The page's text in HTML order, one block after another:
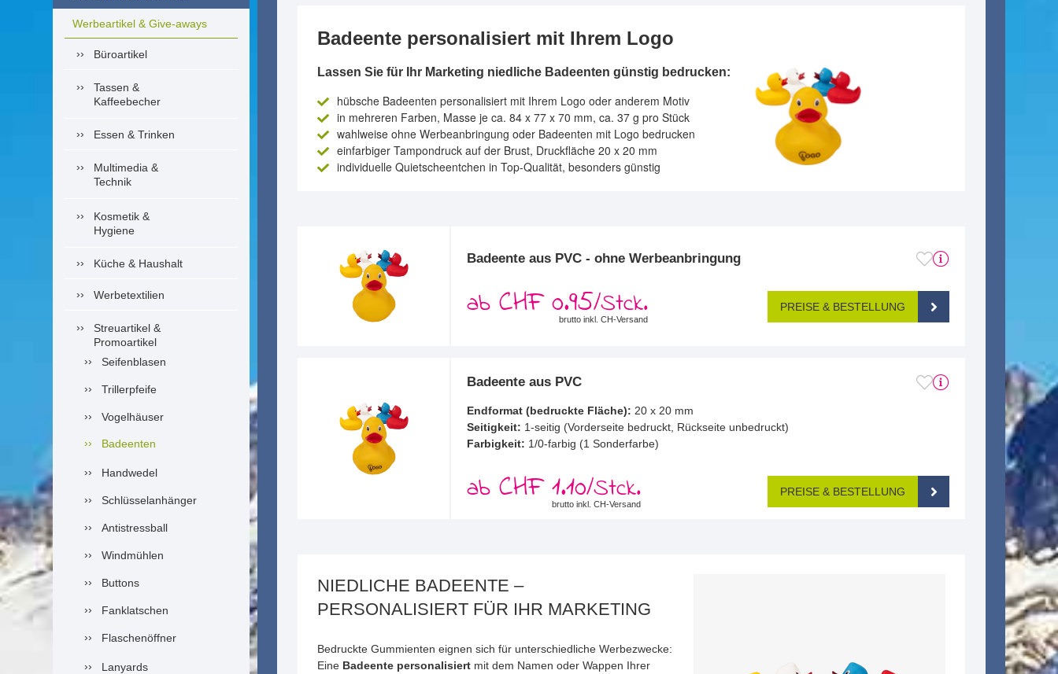
Werbeartikel & Give-aways
Büroartikel
Tassen &
Kaffeebecher
Essen & Trinken
Multimedia &
Technik
Kosmetik &
Hygiene
Küche & Haushalt
Werbetextilien
Streuartikel &
Promoartikel
Seifenblasen
Trillerpfeife
Vogelhäuser
Badeenten
Handwedel
Schlüsselanhänger
Antistressball
Windmühlen
Buttons
Fanklatschen
Flaschenöffner
Lanyards
Badeente personalisiert mit Ihrem Logo
Lassen Sie für Ihr Marketing niedliche Badeenten günstig bedrucken:
hübsche Badeenten personalisiert mit Ihrem Logo oder anderem Motiv
in mehreren Farben, Masse je ca. 84 x 77 x 70 mm, ca. 37 g pro Stück
wahlweise ohne Werbeanbringung oder Badeenten mit Logo bedrucken
einfarbiger Tampondruck auf der Brust, Druckfläche 20 x 20 mm
individuelle Quietscheentchen in Top-Qualität, besonders günstig
Badeente aus PVC - ohne Werbeanbringung
ab CHF 0.95/Stck.
brutto inkl. CH-Versand
PREISE & BESTELLUNG
Badeente aus PVC
Endformat (bedruckte Fläche): 20 x 20 mm
Seitigkeit: 1-seitig (Vorderseite bedruckt, Rückseite unbedruckt)
Farbigkeit: 1/0-farbig (1 Sonderfarbe)
ab CHF 1.10/Stck.
brutto inkl. CH-Versand
PREISE & BESTELLUNG
NIEDLICHE BADEENTE –
PERSONALISIERT FÜR IHR MARKETING
Bedruckte Gummienten eignen sich für unterschiedliche Werbezwecke:
Eine Badeente personalisiert mit dem Namen oder Wappen Ihrer